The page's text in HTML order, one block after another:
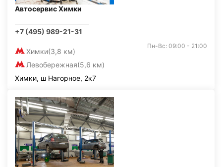
Автосервис Химки
+7 (495) 989-21-31
Химки(3,8 км)
Левобережная(5,6 км)
Пн-Вс: 09:00 - 21:00
Химки, ш Нагорное, 2к7